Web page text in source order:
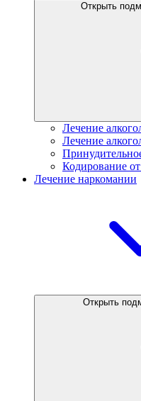
Открыть
Лечение
Лечение
Кодирование
Лечение наркомании
Открыть